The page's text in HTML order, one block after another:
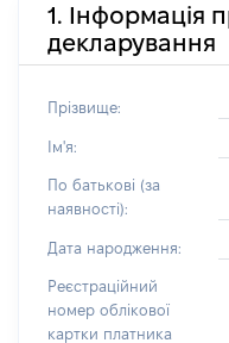
1. Інформація
декларування
Прізвище:
Ім'я:
По батькові (за
наявності):
Дата народження:
Реєстраційний
номер облікової
картки платника